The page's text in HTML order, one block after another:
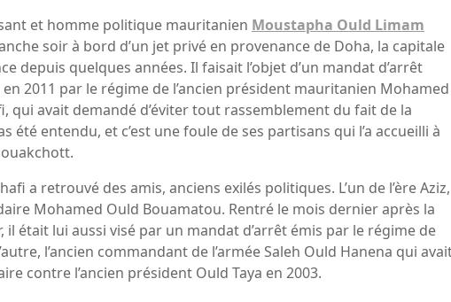
et homme politique mauritanien Moustapha Ould Limam
soir à bord d’un jet privé en provenance de Doha, la capitale
depuis quelques années. Il faisait l’objet d’un mandat d’arrêt
2011 par le régime de l’ancien président mauritanien Mohamed
qui avait demandé d’éviter tout rassemblement du fait de la
été entendu, et c’est une foule de ses partisans qui l’a accueilli à
a retrouvé des amis, anciens exilés politiques. L’un de l’ère Aziz,
Mohamed Ould Bouamatou. Rentré le mois dernier après la
il était lui aussi visé par un mandat d’arrêt émis par le régime de
l’ancien commandant de l’armée Saleh Ould Hanena qui
contre l’ancien président Ould Taya en 2003.